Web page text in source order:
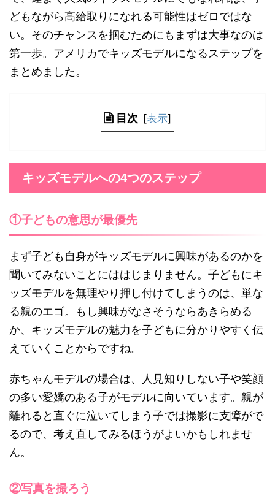
どもながら高給取りになれる可能性はゼロではな
い。そのチャンスを掴むためにもまずは大事なのは
第一歩。アメリカでキッズモデルになるステップを
まとめました。
目次 [表示]
キッズモデルへの4つのステップ
①子どもの意思が最優先
まず子ども自身がキッズモデルに興味があるのかを
聞いてみないことにははじまりません。子どもにキ
ッズモデルを無理やり押し付けてしまうのは、単な
る親のエゴ。もし興味がなさそうならあきらめる
か、キッズモデルの魅力を子どもに分かりやすく伝
えていくことからですね。
赤ちゃんモデルの場合は、人見知りしない子や笑顔
の多い愛嬌のある子がモデルに向いています。親が
離れると直ぐに泣いてしまう子では撮影に支障がで
るので、考え直してみるほうがよいかもしれませ
ん。
②写真を撮ろう